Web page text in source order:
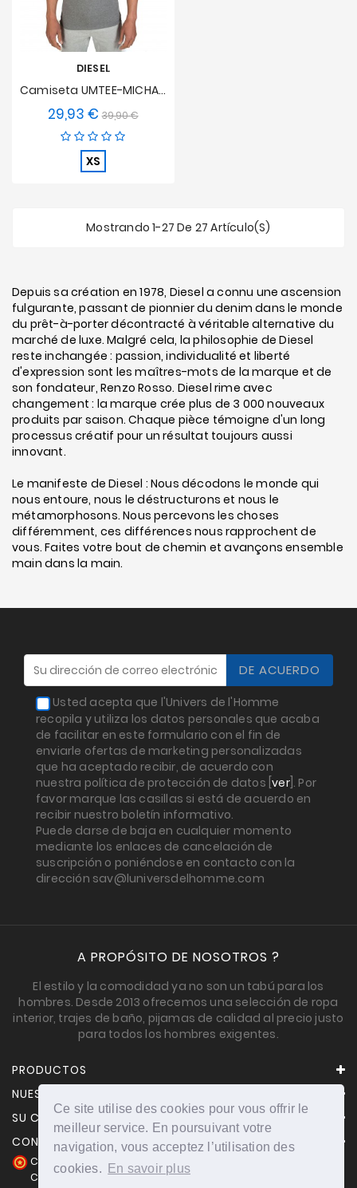
Ce site utilise des cookies pour vous offrir le
meilleur service. En poursuivant votre
navigation, vous acceptez l’utilisation des
cookies.
En savoir plus
DIESEL
Camiseta UMTEE-MICHAEL - The Essential - Gris
29,93 € Precio
base
39,90 €Precio
XS
Mostrando 1-27 De 27 Artículo(s)
Depuis sa création en 1978, Diesel a connu une ascension
fulgurante, passant de pionnier du denim dans le monde
du prêt-à-porter décontracté à véritable alternative du
marché de luxe. Malgré cela, la philosophie de Diesel
reste inchangée : passion, individualité et liberté
d'expression sont les maîtres-mots de la marque et de
son fondateur, Renzo Rosso. Diesel rime avec
changement : la marque crée plus de 3 000 nouveaux
produits par saison. Chaque pièce témoigne d'un long
processus créatif pour un résultat toujours aussi
innovant.
Le manifeste de Diesel : Nous décodons le monde qui
nous entoure, nous le déstructurons et nous le
métamorphosons. Nous percevons les choses
différemment, ces différences nous rapprochent de
vous. Faites votre bout de chemin et avançons ensemble
main dans la main.
Usted acepta que l'Univers de l'Homme
recopila y utiliza los datos personales que acaba
de facilitar en este formulario con el fin de
enviarle ofertas de marketing personalizadas
que ha aceptado recibir, de acuerdo con
nuestra política de protección de datos [ver]. Por
favor marque las casillas si está de acuerdo en
recibir nuestro boletín informativo.
Puede darse de baja en cualquier momento
mediante los enlaces de cancelación de
suscripción o poniéndose en contacto con la
dirección sav@luniversdelhomme.com
A PROPÓSITO DE NOSOTROS ?
El estilo y la comodidad ya no son un tabú para los
hombres. Desde 2013 ofrecemos una selección de ropa
interior, trajes de baño, pijamas de calidad al precio justo
para todos los hombres exigentes.
PRODUCTOS
NUESTRA EMPRESA
SU CUENTA
CONTACTO
Comerciante aprobado por la Sociedad de Opiniones
Contrastadas,haga clic aquí para mostrar el certificado